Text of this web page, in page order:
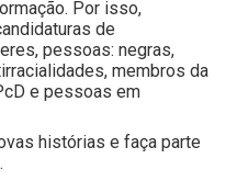
Por isso,
de
pessoas: negras,
membros da
e pessoas em
histórias e faça parte